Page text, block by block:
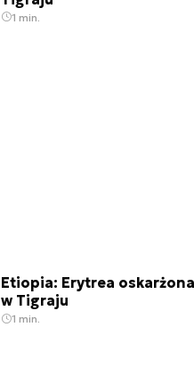
1 min.
Etiopia: Erytrea
w Tigraju
1 min.